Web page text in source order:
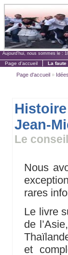
Aujourd'hui, nous sommes le :
Page d'accueil La faute
Page d'accueil » Idées
Jean-
Le
Nous
rares
Le livre
de
et